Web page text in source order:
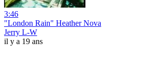
3:46
"London Rain" Heather Nova
Jerry L-W
il y a 19 ans